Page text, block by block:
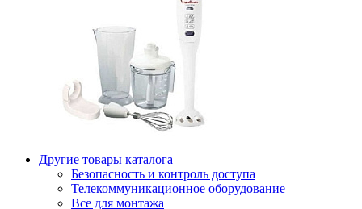
Другие товары каталога
Безопасность и контроль доступа
Телекоммуникационное оборудование
Все для монтажа